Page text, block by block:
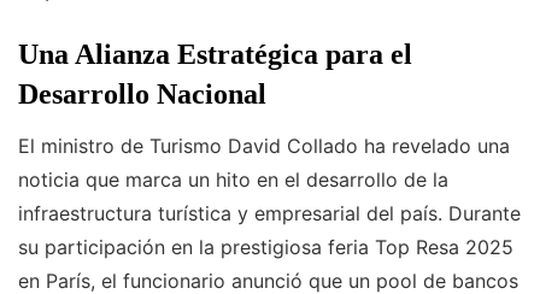
Una Alianza Estratégica para el
Desarrollo Nacional
El ministro de Turismo David Collado ha revelado una
noticia que marca un hito en el desarrollo de la
infraestructura turística y empresarial del país. Durante
su participación en la prestigiosa feria Top Resa 2025
en París, el funcionario anunció que un pool de bancos